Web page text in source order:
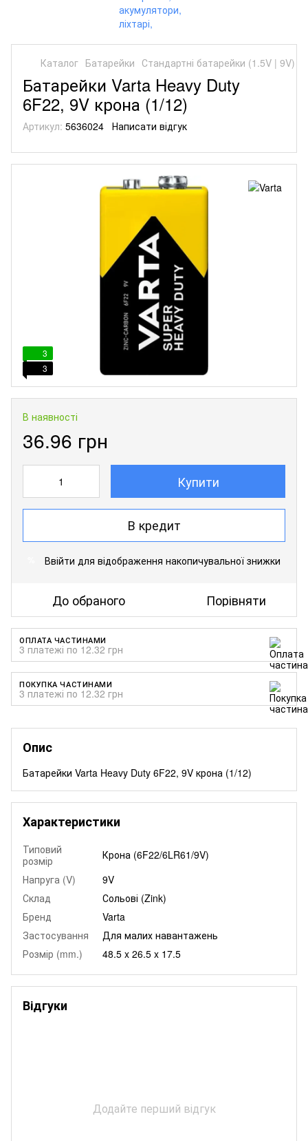
Каталог Батарейки Стандартні батарейки (1.5V | 9V)
Батарейки Varta Heavy Duty
6F22, 9V крона (1/12)
Артикул: 5636024 Написати відгук
3
3
В наявності
36.96 грн
Купити
В кредит
Ввійти для відображення накопичувальної знижки
До обраного Порівняти
ОПЛАТА ЧАСТИНАМИ
3 платежі по 12.32 грн
ПОКУПКА ЧАСТИНАМИ
3 платежі по 12.32 грн
Опис
Батарейки Varta Heavy Duty 6F22, 9V крона (1/12)
Характеристики
Типовий
розмір
Крона (6F22/6LR61/9V)
Напруга (V)
9V
Склад
Сольові (Zink)
Бренд
Varta
Застосування
Для малих навантажень
Розмір (mm.)
48.5 x 26.5 x 17.5
Відгуки
Додайте перший відгук